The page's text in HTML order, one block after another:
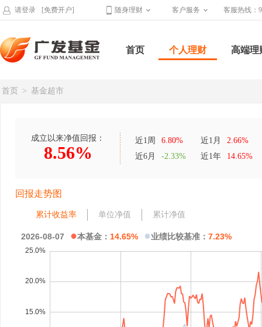
请登录 [免费开户] 随身理财 客户服务 客服热线：
首页 个人理财 高端理
首页 > 基金超市
成立以来净值回报：
8.56%
近1周 6.80% 近1月
2.66%
近6月
-2.33% 近1年 14.65%
回报走势图
累计收益率 单位净值 累计净值
2026-08-07 ●本基金： 14.65% ●业绩比较基准： 7.23%